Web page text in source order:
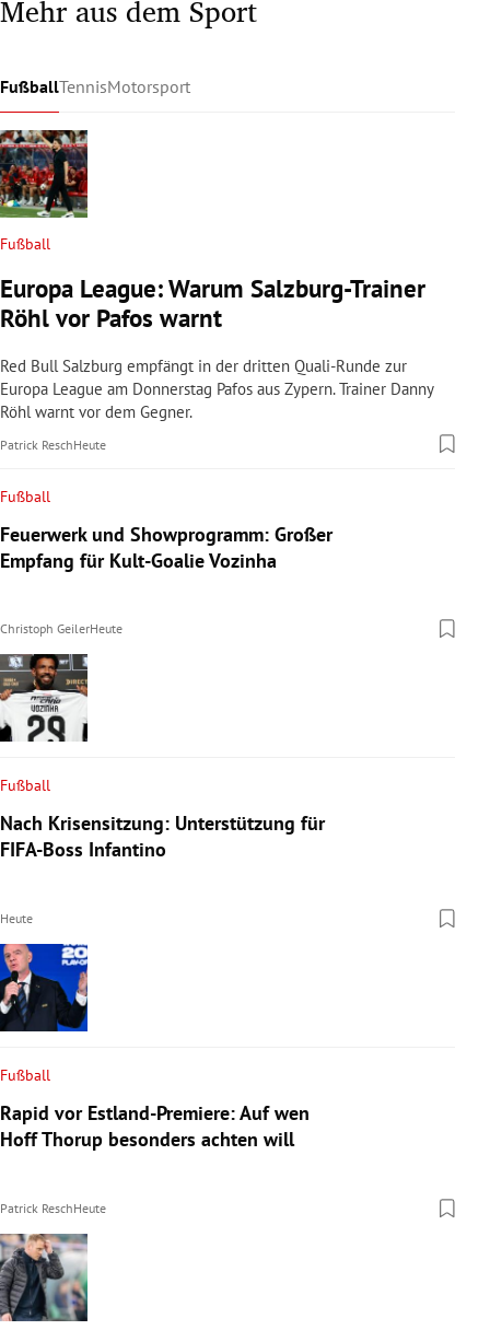
Mehr aus dem Sport
FußballTennisMotorsport
Fußball
Europa League: Warum Salzburg-Trainer
Röhl vor Pafos warnt
Red Bull Salzburg empfängt in der dritten Quali-Runde zur
Europa League am Donnerstag Pafos aus Zypern. Trainer Danny
Röhl warnt vor dem Gegner.
Patrick ReschHeute
Fußball
Feuerwerk und Showprogramm: Großer
Empfang für Kult-Goalie Vozinha
Christoph GeilerHeute
Fußball
Nach Krisensitzung: Unterstützung für
FIFA-Boss Infantino
Heute
Fußball
Rapid vor Estland-Premiere: Auf wen
Hoff Thorup besonders achten will
Patrick ReschHeute